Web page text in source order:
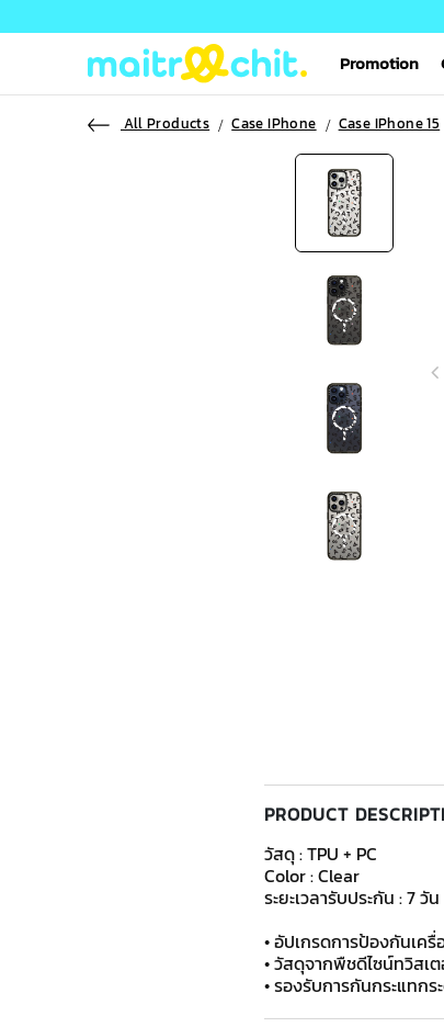
Promotion
All Products Case IPhone Case IPhone 15
PRODUCT
วัสดุ : TPU + PC
Color : Clear
ระยะเวลารับประกัน : 7 วัน
​​​​​​• อัปเกรดการป้องกันเค
• วัสดุจากพืชดีไซน์ทวิสเ
• รองรับการกันกระแทกร